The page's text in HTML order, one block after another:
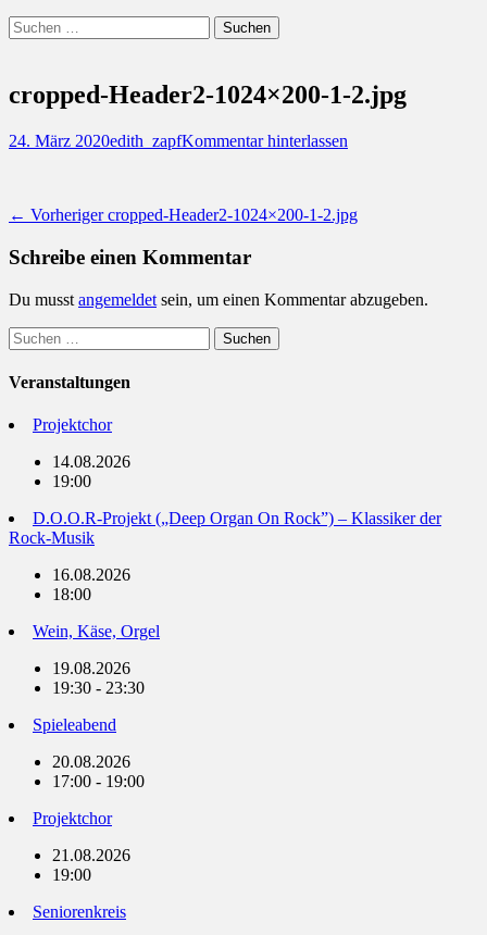
Suchen
Suchen
nach:
cropped-Header2-1024×200-1-2.jpg
Posted
24. März 2020Autor
edith_zapfKommentar hinterlassen
Beitragsnavigation
← Vorheriger Vorheriger
cropped-Header2-1024×200-1-2.jpg
Schreibe einen Kommentar
Du musst angemeldet sein, um einen Kommentar abzugeben.
Suchen
nach:
Veranstaltungen
Projektchor
14.08.2026
19:00
D.O.O.R-Projekt („Deep Organ On Rock”) – Klassiker der
Rock-Musik
16.08.2026
18:00
Wein, Käse, Orgel
19.08.2026
19:30 - 23:30
Spieleabend
20.08.2026
17:00 - 19:00
Projektchor
21.08.2026
19:00
Seniorenkreis